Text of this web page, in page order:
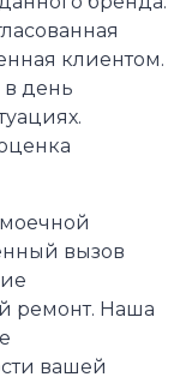
клиентом.
в день
вызов
ремонт. Наша
вашей